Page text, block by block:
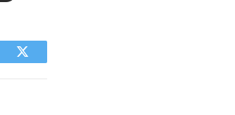
Twitter